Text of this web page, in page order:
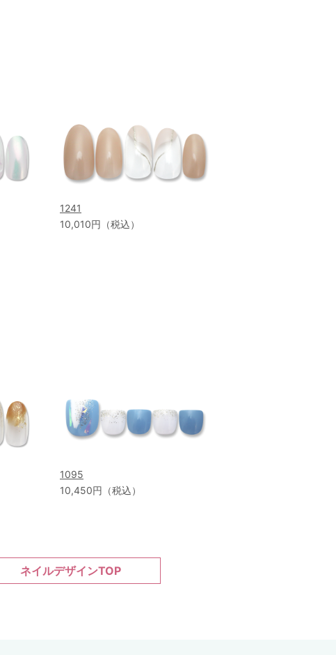
1241
10,010円（税込）
1095
10,450円（税込）
ネイルデザインTOP